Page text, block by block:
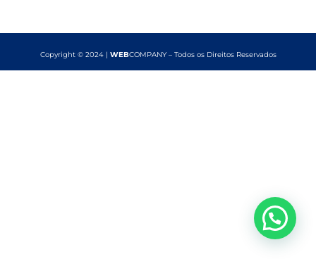
Copyright © 2024 | WEBCOMPANY – Todos os Direitos Reservados